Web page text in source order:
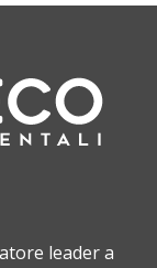
leader a